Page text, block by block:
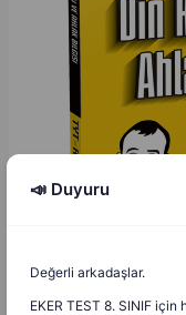
📣 Duyuru
Değerli arkadaşlar.
EKER TEST 8. SINIF için